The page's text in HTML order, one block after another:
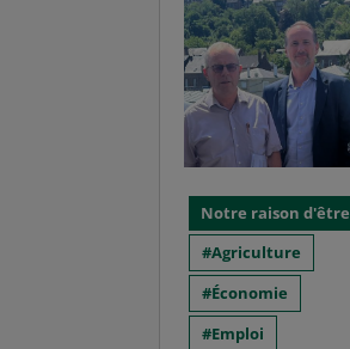
Notre raison d'être
Agriculture
Économie
Emploi